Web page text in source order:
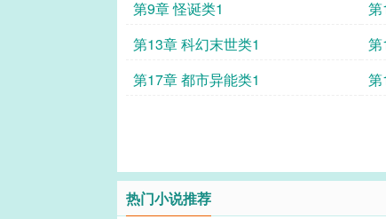
第9章 怪诞类1
第
第13章 科幻末世类1
第
第17章 都市异能类1
第
热门小说推荐